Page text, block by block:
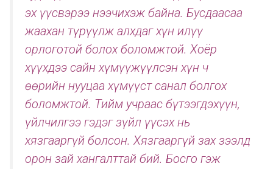
эх үүсвэрээ нээчихэж байна. Бусдаасаа
жаахан түрүүлж алхдаг хүн илүү
орлоготой болох боломжтой. Хоёр
хүүхдээ сайн хүмүүжүүлсэн хүн ч
өөрийн нууцаа хүмүүст санал болгох
боломжтой. Тийм учраас бүтээгдэхүүн,
үйлчилгээ гэдэг зүйл үүсэх нь
хязгааргүй болсон. Хязгааргүй зах зээлд
орон зай хангалттай бий. Босго гэж